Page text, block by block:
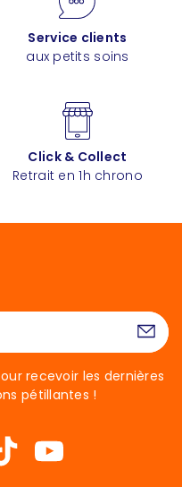
Service clients
aux petits soins
Click & Collect
Retrait en 1h chrono
recevoir les dernières
pétillantes !